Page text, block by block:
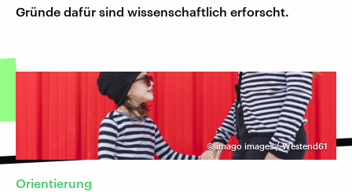
Gründe dafür sind wissenschaftlich erforscht.
©imago images / Westend61
Orientierung